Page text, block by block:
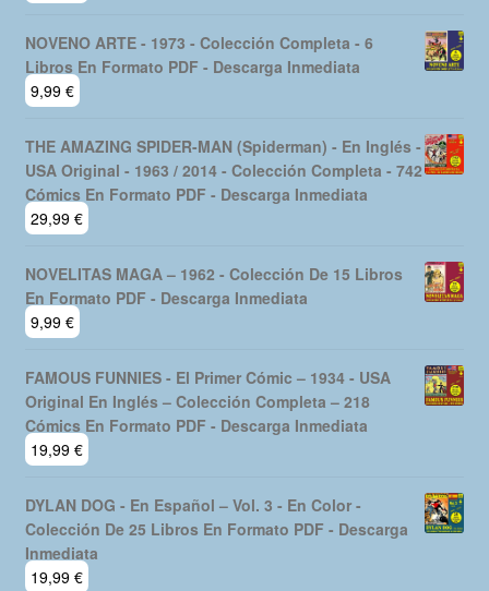
NOVENO ARTE - 1973 - Colección Completa - 6
Libros En Formato PDF - Descarga Inmediata
9,99 €
THE AMAZING SPIDER-MAN (Spiderman) - En Inglés -
USA Original - 1963 / 2014 - Colección Completa - 742
Cómics En Formato PDF - Descarga Inmediata
29,99 €
NOVELITAS MAGA – 1962 - Colección De 15 Libros
En Formato PDF - Descarga Inmediata
9,99 €
FAMOUS FUNNIES - El Primer Cómic – 1934 - USA
Original En Inglés – Colección Completa – 218
Cómics En Formato PDF - Descarga Inmediata
19,99 €
DYLAN DOG - En Español – Vol. 3 - En Color -
Colección De 25 Libros En Formato PDF - Descarga
Inmediata
19,99 €